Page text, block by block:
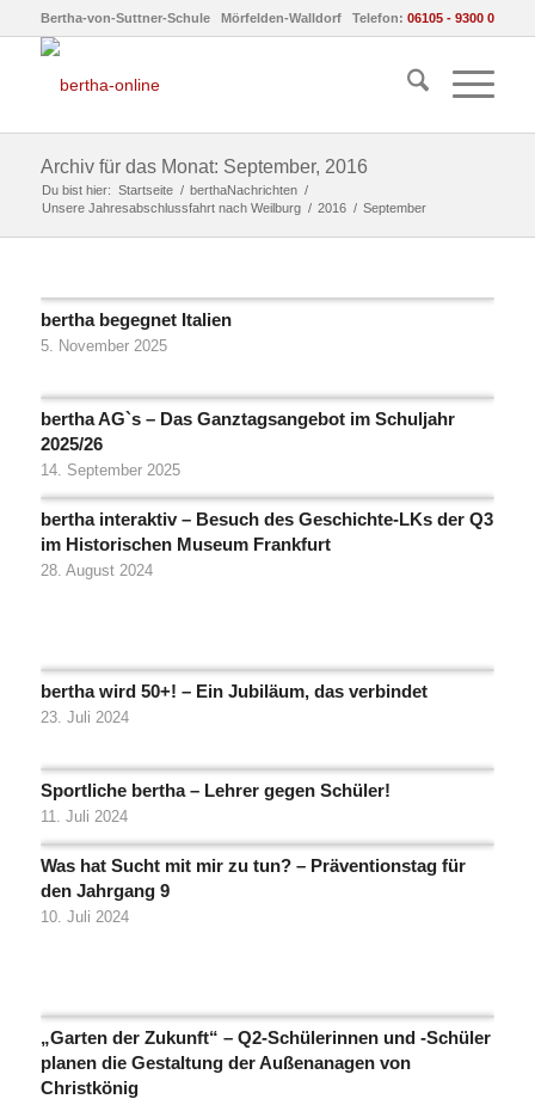
Bertha-von-Suttner-Schule Mörfelden-Walldorf Telefon: 06105 - 9300 0
Archiv für das Monat: September, 2016
Du bist hier: Startseite / berthaNachrichten /
Unsere Jahresabschlussfahrt nach Weilburg / 2016 / September
bertha begegnet Italien
5. November 2025
bertha AG`s – Das Ganztagsangebot im Schuljahr
2025/26
14. September 2025
bertha interaktiv – Besuch des Geschichte-LKs der Q3
im Historischen Museum Frankfurt
28. August 2024
bertha wird 50+! – Ein Jubiläum, das verbindet
23. Juli 2024
Sportliche bertha – Lehrer gegen Schüler!
11. Juli 2024
Was hat Sucht mit mir zu tun? – Präventionstag für
den Jahrgang 9
10. Juli 2024
„Garten der Zukunft“ – Q2-Schülerinnen und -Schüler
planen die Gestaltung der Außenanagen von
Christkönig